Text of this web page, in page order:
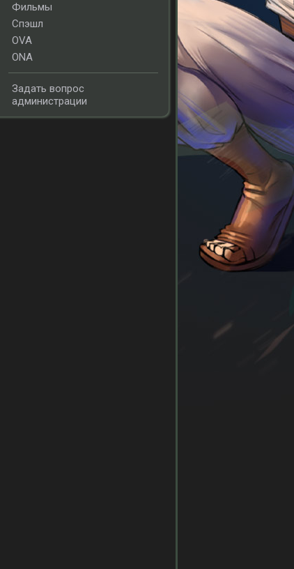
Фильмы
Спэшл
OVA
ONA
Задать вопрос
администрации